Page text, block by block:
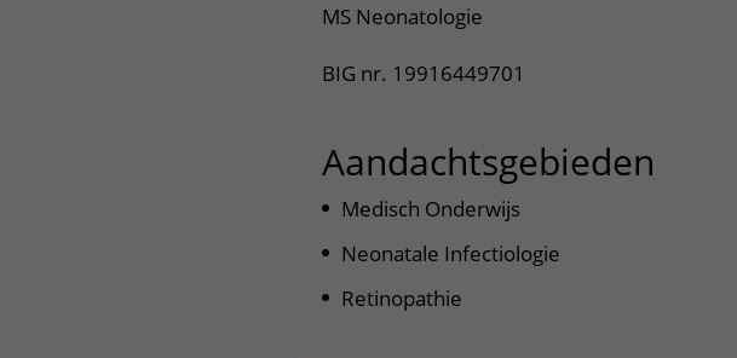
MS Neonatologie
BIG nr. 19916449701
Aandachtsgebieden
Medisch Onderwijs
Neonatale Infectiologie
Retinopathie